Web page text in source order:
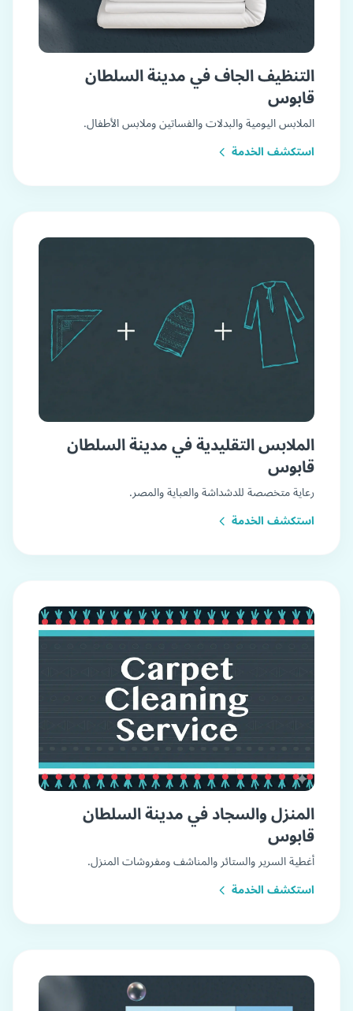
التنظيف الجاف في مدينة السلطان
قابوس
الملابس اليومية والبدلات والفساتين وملابس الأطفال.
استكشف الخدمة
الملابس التقليدية في مدينة السلطان
قابوس
رعاية متخصصة للدشداشة والعباية والمصر.
استكشف الخدمة
المنزل والسجاد في مدينة السلطان
قابوس
أغطية السرير والستائر والمناشف ومفروشات المنزل.
استكشف الخدمة